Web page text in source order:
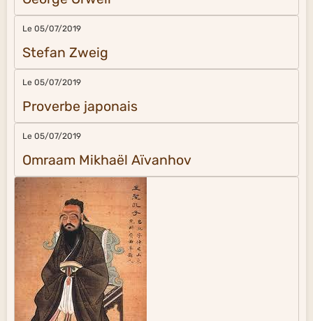
Le 05/07/2019
Stefan Zweig
Le 05/07/2019
Proverbe japonais
Le 05/07/2019
Omraam Mikhaël Aïvanhov